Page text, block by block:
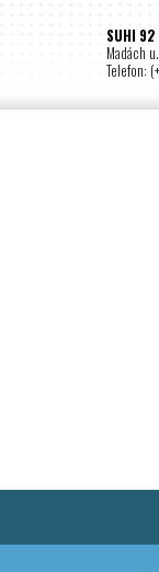
SUHI 92
Madách
Telefon: